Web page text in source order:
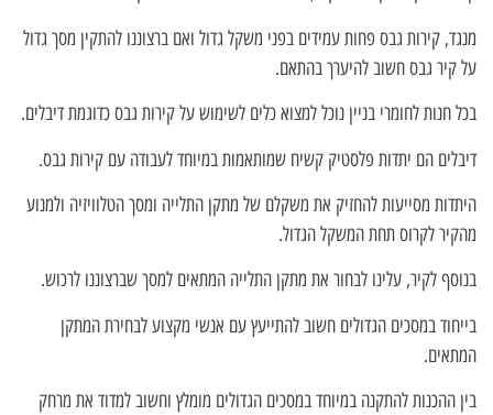
מנגד, קירות גבס פחות עמידים בפני משקל גדול ואם ברצוננו להתקין מסך גדול
על קיר גבס חשוב להיערך בהתאם.
בכל חנות לחומרי בניין נוכל למצוא כלים לשימוש על קירות גבס כדוגמת דיבלים.
דיבלים הם יתדות פלסטיק קשיח שמותאמות במיוחד לעבודה עם קירות גבס.
היתדות מסייעות להחזיק את משקלם של מתקן התלייה ומסך הטלוויזיה ולמנוע
מהקיר לקרוס תחת המשקל הגדול.
בנוסף לקיר, עלינו לבחור את מתקן התלייה המתאים למסך שברצוננו לרכוש.
בייחוד במסכים הגדולים חשוב להתייעץ עם אנשי מקצוע לבחירת המתקן
המתאים.
בין ההכנות להתקנה במיוחד במסכים הגדולים מומלץ וחשוב למדוד את מרחק